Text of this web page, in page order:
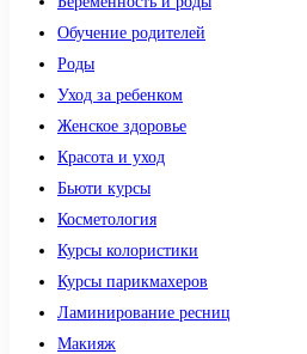
Обучение родителей
Роды
Уход за ребенком
Женское здоровье
Красота и уход
Бьюти курсы
Косметология
Курсы колористики
Курсы парикмахеров
Ламинирование ресниц
Макияж